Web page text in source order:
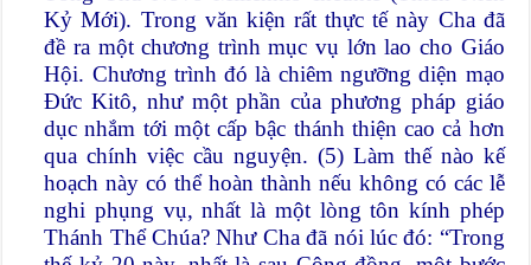
Kỷ Mới). Trong văn kiện rất thực tế này Cha đã
đề ra một chương trình mục vụ lớn lao cho Giáo
Hội. Chương trình đó là chiêm ngưỡng diện mạo
Đức Kitô, như một phần của phương pháp giáo
dục nhắm tới một cấp bậc thánh thiện cao cả hơn
qua chính việc cầu nguyện. (5) Làm thế nào kế
hoạch này có thể hoàn thành nếu không có các lễ
nghi phụng vụ, nhất là một lòng tôn kính phép
Thánh Thể Chúa? Như Cha đã nói lúc đó: “Trong